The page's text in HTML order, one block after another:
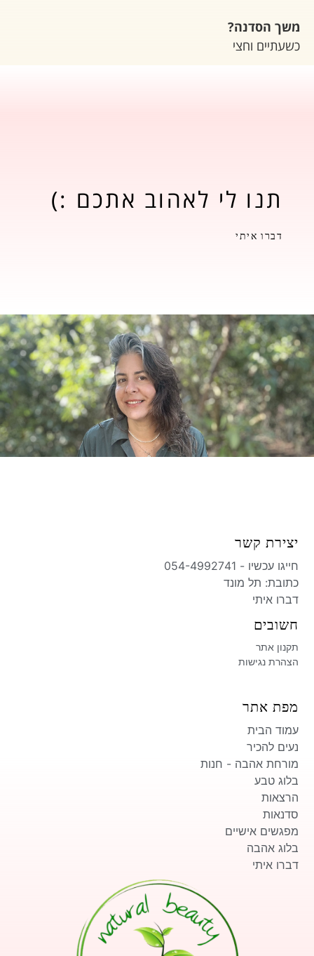
משך הסדנה?
כשעתיים וחצי
תנו לי לאהוב אתכם :)
דברו איתי
יצירת קשר
חייגו עכשיו - 054-4992741
כתובת: תל מונד​
דברו איתי
חשובים
תקנון אתר
הצהרת נגישות
מפת אתר
עמוד הבית
נעים להכיר
מורחת אהבה - חנות
בלוג טבע
הרצאות
סדנאות
מפגשים אישיים
בלוג אהבה
דברו איתי